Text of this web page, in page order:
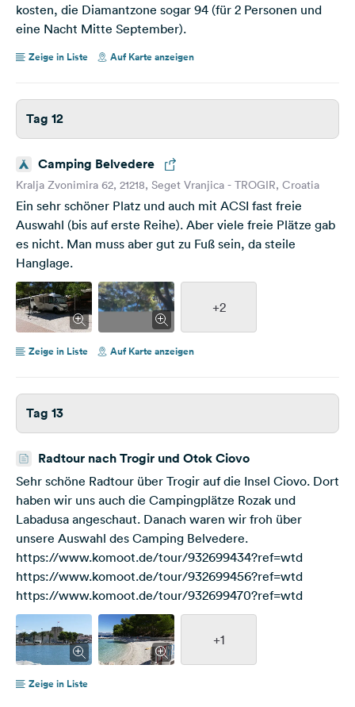
kosten, die Diamantzone sogar 94 (für 2 Personen und
eine Nacht Mitte September).
Zeige in Liste Auf Karte anzeigen
Tag 12
Camping Belvedere
Kralja Zvonimira 62, 21218, Seget Vranjica - TROGIR, Croatia
Ein sehr schöner Platz und auch mit ACSI fast freie
Auswahl (bis auf erste Reihe). Aber viele freie Plätze gab
es nicht. Man muss aber gut zu Fuß sein, da steile
Hanglage.
+2
Zeige in Liste Auf Karte anzeigen
Tag 13
Radtour nach Trogir und Otok Ciovo
Sehr schöne Radtour über Trogir auf die Insel Ciovo. Dort
haben wir uns auch die Campingplätze Rozak und
Labadusa angeschaut. Danach waren wir froh über
unsere Auswahl des Camping Belvedere.
https://www.komoot.de/tour/932699434?ref=wtd
https://www.komoot.de/tour/932699456?ref=wtd
https://www.komoot.de/tour/932699470?ref=wtd
+1
Zeige in Liste